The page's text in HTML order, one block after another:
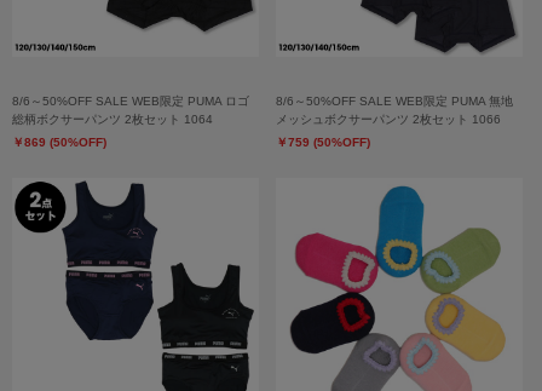
8/6～50%OFF SALE WEB限定 PUMA ロゴ
総柄ボクサーパンツ 2枚セット 1064
￥869 (50%OFF)
8/6～50%OFF SALE WEB限定 PUMA 無地
メッシュボクサーパンツ 2枚セット 1066
￥759 (50%OFF)